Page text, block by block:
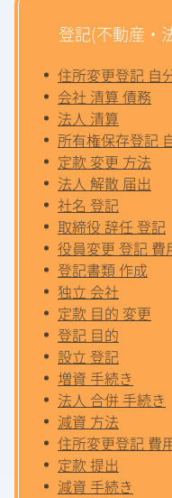
登記(不動産・
住所変更登記 自
会社 清算 債務
法人 清算
所有権保存登記
定款 変更 方法
法人 解散 届出
社名 登記
取締役 辞任 登記
役員変更 登記 費
登記書類 作成
独立 会社
定款 目的 変更
登記 目的
設立 登記
増資 手続き
法人 合併 手続き
減資 方法
住所変更登記 費
定款 提出
減資 手続き